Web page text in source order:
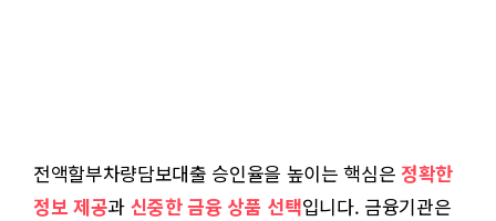
전액할부차량담보대출 승인율을 높이는 핵심은 정확한
정보 제공과 신중한 금융 상품 선택입니다. 금융기관은